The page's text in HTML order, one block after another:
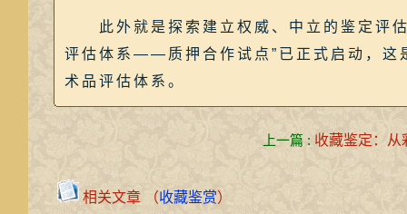
此外就是探索建立权威、中立的鉴定评估
评估体系——质押合作试点”已正式启动，这
术品评估体系。
上一篇 : 收藏鉴定：从
相关文章 （收藏鉴赏）